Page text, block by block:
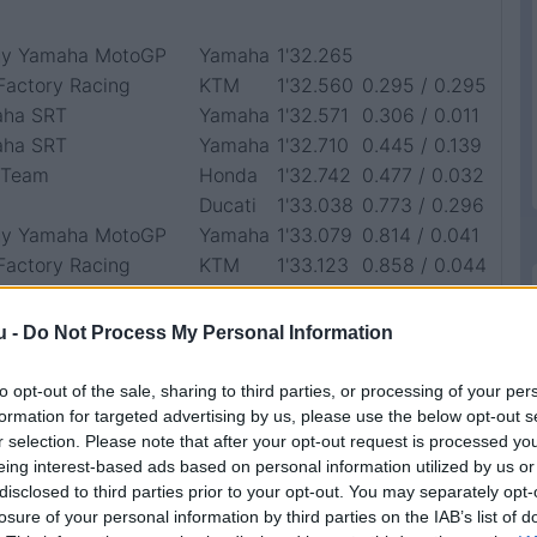
- Do Not Process My Personal Information
opt-out of the sale, sharing to third parties, or processing of your
for targeted advertising by us, please use the below opt-out
selection. Please note that after your opt-out request is processed
interest-based ads based on personal information utilized by us
to third parties prior to your opt-out. You may separately
of your personal information by third parties on the IAB’s list of
Yamaha MotoGP Yamaha 1'32.265
Racing KTM 1'32.560 0.295 / 0.295
SRT Yamaha 1'32.571
0.306 / 0.011
SRT Yamaha 1'32.710
0.445 / 0.139
Honda 1'32.742 0.477 / 0.032
Ducati 1'33.038 0.773 / 0.296
Yamaha MotoGP Yamaha 1'33.079 0.814 / 0.041
Racing KTM 1'33.123
0.858 / 0.044
Suzuki 1'33.265 1.000 / 0.142
Suzuki 1'33.431 1.166 / 0.166
Ducati 1'33.461 1.196 / 0.012
Ducati
1'33.488
Honda
1'33.516
Gresini Aprilia
1'33.522